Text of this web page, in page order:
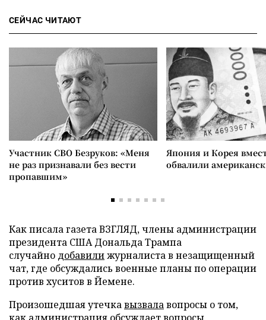
СЕЙЧАС ЧИТАЮТ
Участник СВО Безруков: «Меня
не раз признавали без вести
пропавшим»
Япония и Корея
обвалили
Как писала газета ВЗГЛЯД, члены администрации
президента США Дональда Трампа
случайно добавилижурналиста в незащищенный
чат, где обсуждались военные планы по операции
против хуситов в Йемене.
Произошедшая утечкавызвалавопросы о том,